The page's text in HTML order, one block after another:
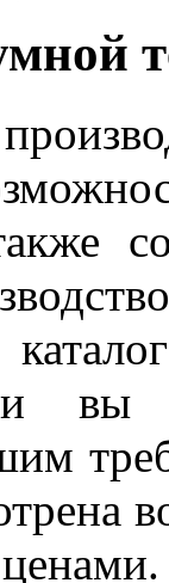
и вы